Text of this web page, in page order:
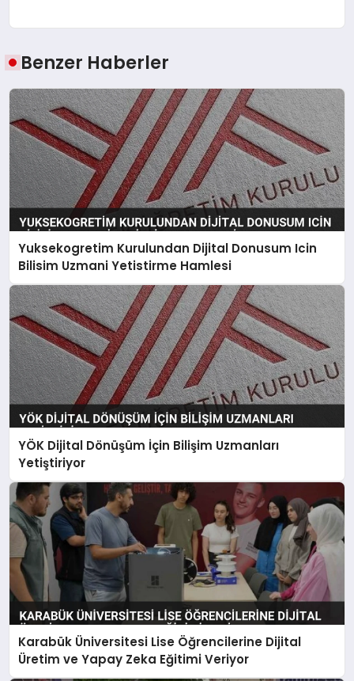
Benzer Haberler
Yuksekogretim Kurulundan Dijital Donusum Icin
Bilisim Uzmani Yetistirme Hamlesi
YÖK Dijital Dönüşüm İçin Bilişim Uzmanları
Yetiştiriyor
Karabük Üniversitesi Lise Öğrencilerine Dijital
Üretim ve Yapay Zeka Eğitimi Veriyor